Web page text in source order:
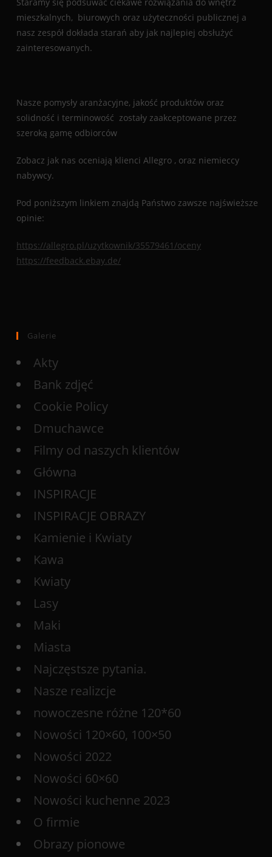
mieszkalnych, biurowych oraz użyteczności publicznej a
nasz zespół dokłada starań aby jak najlepiej obsłużyć
zainteresowanych.
Nasze pomysły aranżacyjne, jakość produktów oraz
solidność i terminowość zostały zaakceptowane przez
szeroką gamę odbiorców
Zobacz jak nas oceniają klienci Allegro , oraz niemieccy
nabywcy.
Pod poniższym linkiem znajdą Państwo zawsze najświeższe
opinie:
https://allegro.pl/uzytkownik/35579461/oceny
https://feedback.ebay.de/
Galerie
Akty
Bank zdjęć
Cookie Policy
Dmuchawce
Filmy od naszych klientów
Główna
INSPIRACJE
INSPIRACJE OBRAZY
Kamienie i Kwiaty
Kawa
Kwiaty
Lasy
Maki
Miasta
Najczęstsze pytania.
Nasze realizcje
nowoczesne różne 120*60
Nowości 120×60, 100×50
Nowości 2022
Nowości 60×60
Nowości kuchenne 2023
O firmie
Obrazy pionowe